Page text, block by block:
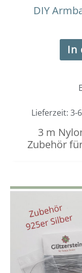
DIY
In
Lieferzeit: 3-
3 m
Zubehör